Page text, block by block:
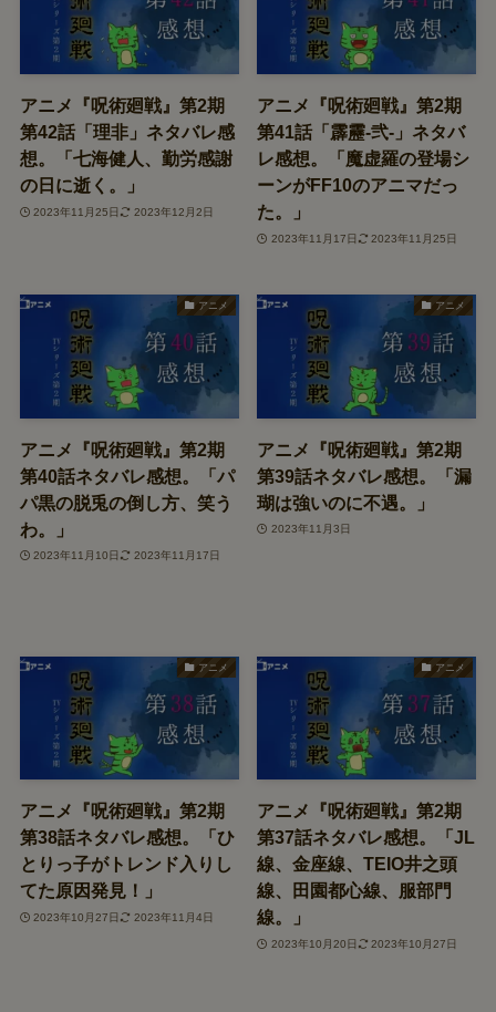
アニメ『呪術廻戦』第2期
第42話「理非」ネタバレ感
想。「七海健人、勤労感謝
の日に逝く。」
2023年11月25日 2023年12月2日
アニメ『呪術廻戦』第2期
第41話「霹靂-弐-」ネタバ
レ感想。「魔虚羅の登場シ
ーンがFF10のアニマだっ
た。」
2023年11月17日 2023年11月25日
アニメ
アニメ『呪術廻戦』第2期
第40話ネタバレ感想。「パ
パ黒の脱兎の倒し方、笑う
わ。」
2023年11月10日 2023年11月17日
アニメ
アニメ『呪術廻戦』第2期
第39話ネタバレ感想。「漏
瑚は強いのに不遇。」
2023年11月3日
アニメ
アニメ『呪術廻戦』第2期
第38話ネタバレ感想。「ひ
とりっ子がトレンド入りし
てた原因発見！」
2023年10月27日 2023年11月4日
アニメ
アニメ『呪術廻戦』第2期
第37話ネタバレ感想。「JL
線、金座線、TEIO井之頭
線、田園都心線、服部門
線。」
2023年10月20日 2023年10月27日